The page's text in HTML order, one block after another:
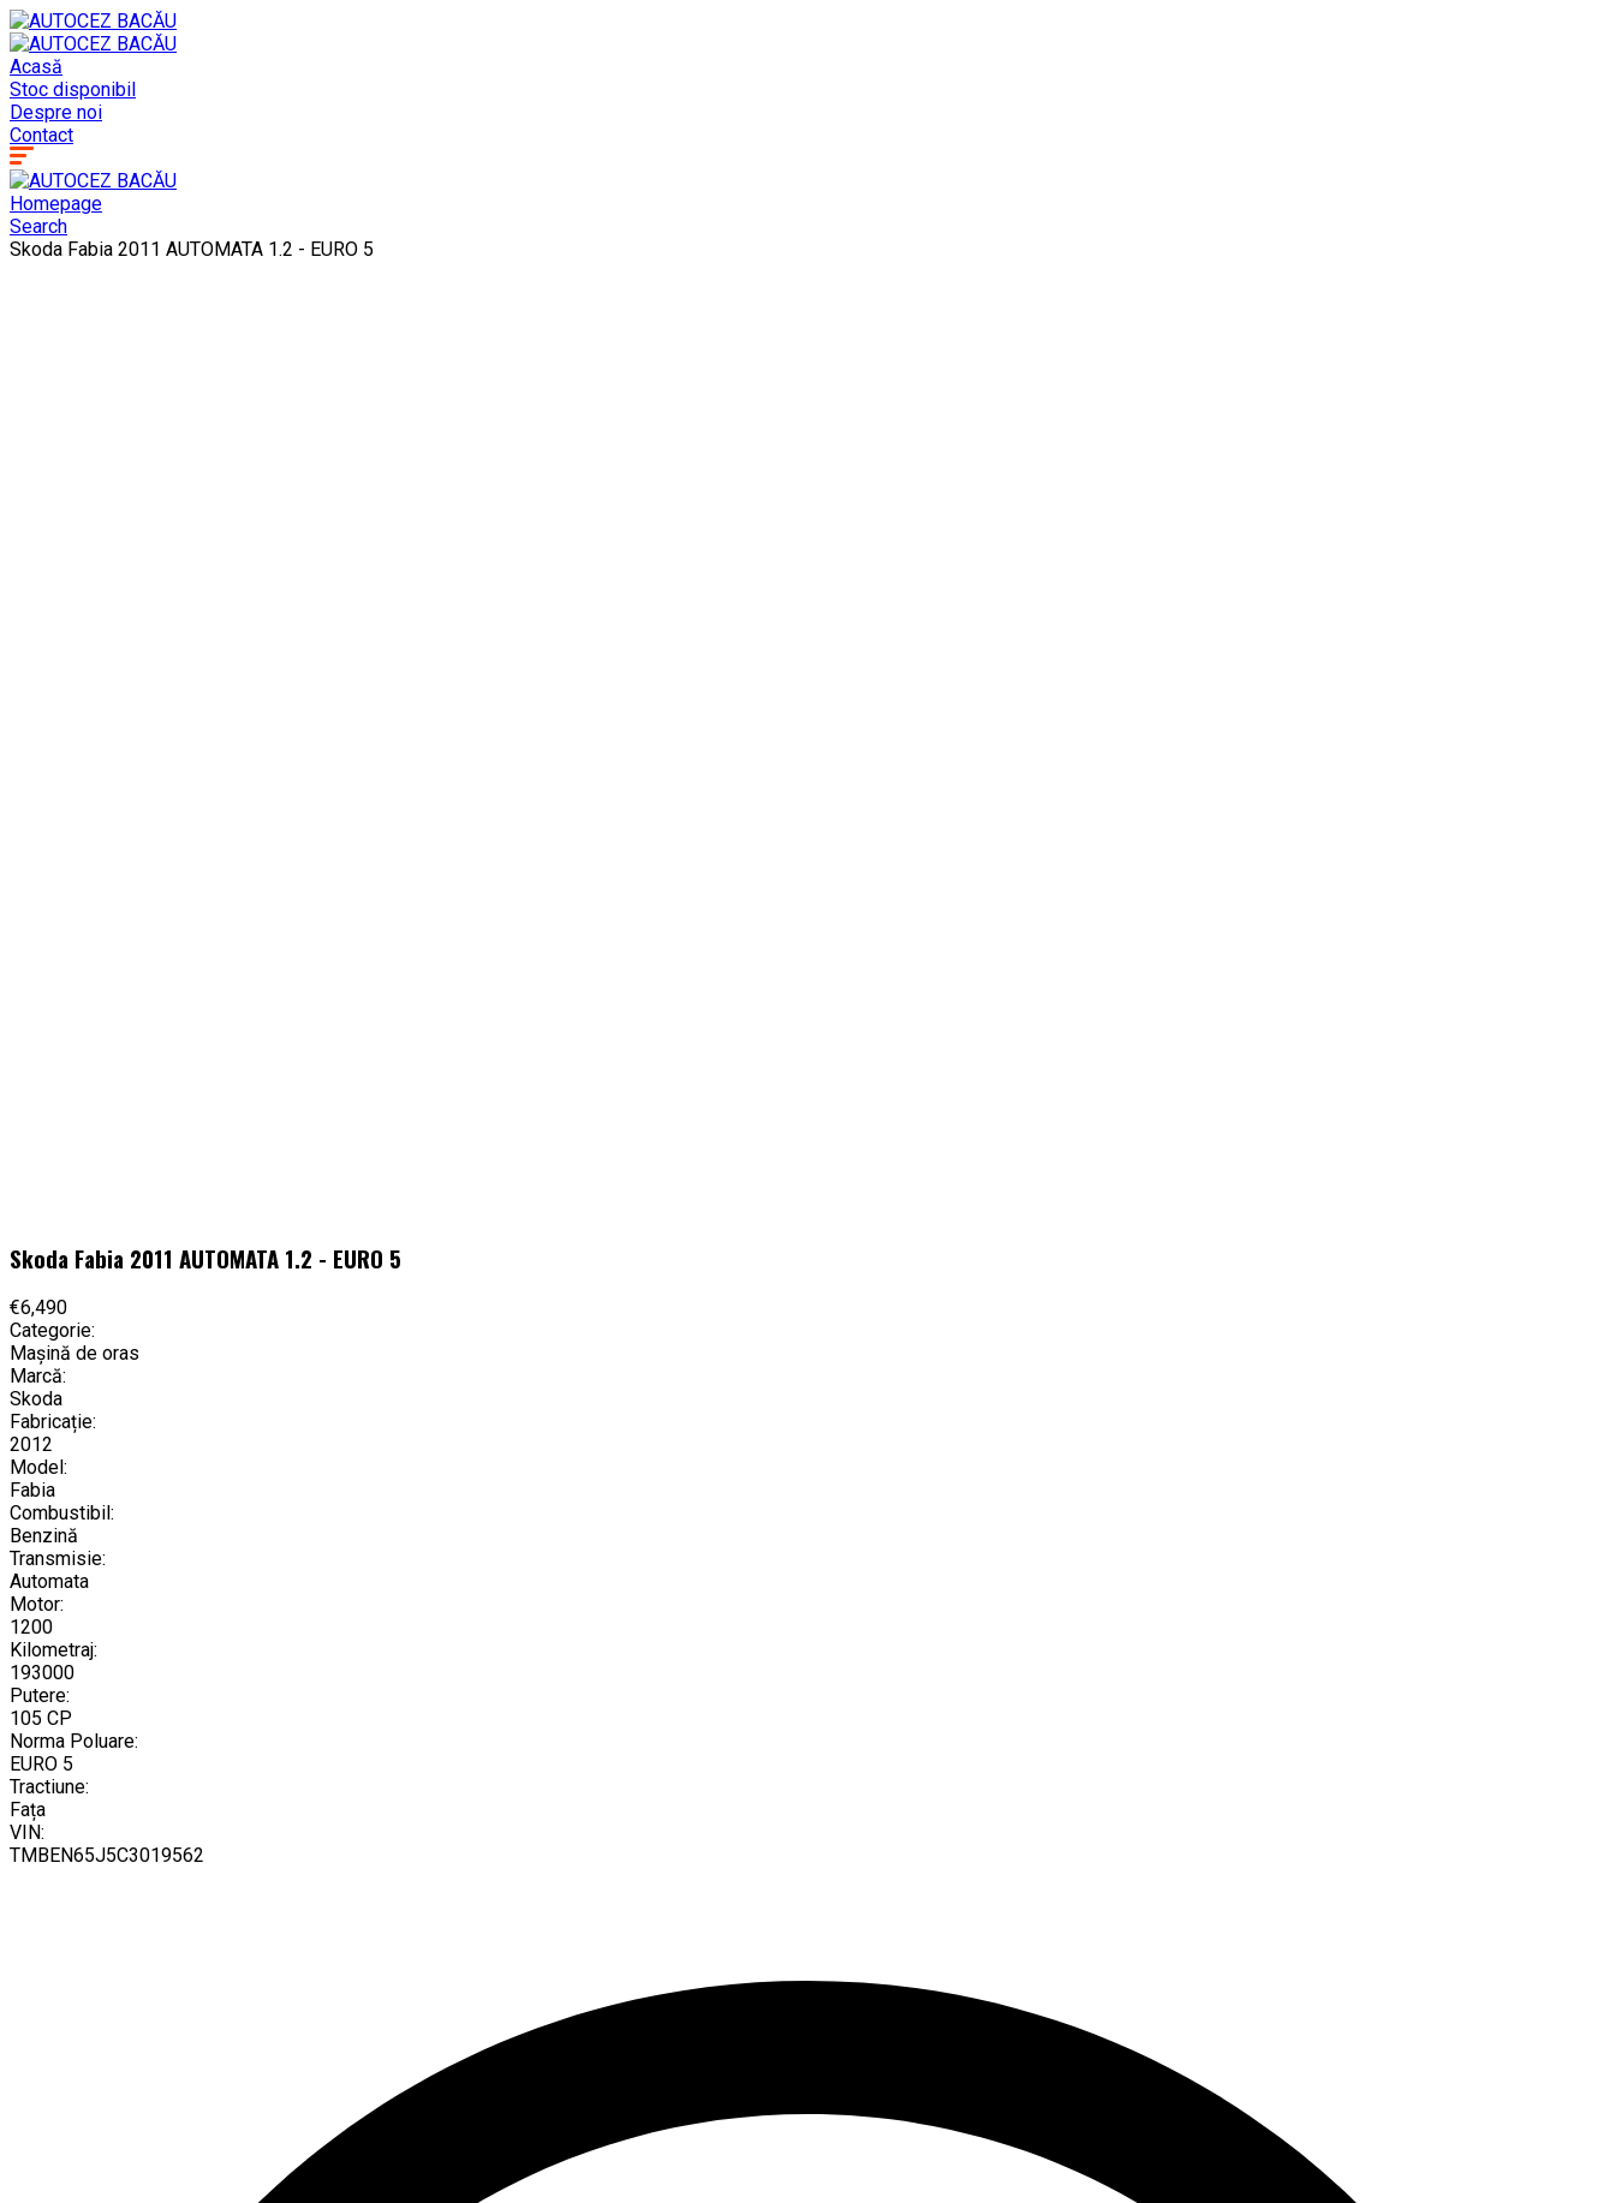
Acasă
Stoc disponibil
Despre noi
Contact
Homepage
Search
Skoda Fabia 2011 AUTOMATA 1.2 - EURO 5
Skoda Fabia 2011 AUTOMATA 1.2 - EURO 5
€6,490
Categorie:
Mașină de oras
Marcă:
Skoda
Fabricație:
2012
Model:
Fabia
Combustibil:
Benzină
Transmisie:
Automata
Motor:
1200
Kilometraj:
193000
Putere:
105 CP
Norma Poluare:
EURO 5
Tractiune:
Fața
VIN:
TMBEN65J5C3019562